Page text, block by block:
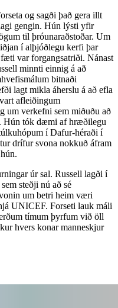
og sagði það gera illt
gengin. Hún lýsti yfir
til þróunaraðstoðar. Um
í alþjóðlegu kerfi þar
var forgangsatriði. Nánast
minnti einnig á að
bitnaði
lagt mikla áherslu á að efla
afleiðingum
um verkefni sem miðuðu að
Hún tók dæmi af hræðilegu
í Dafur-héraði í
drífur svona nokkuð áfram
úr sal. Russell lagði í
steðji nú að sé
um betri heim væri
UNICEF. Forseti lauk máli
tímum þyrfum við öll
hvers konar manneskjur